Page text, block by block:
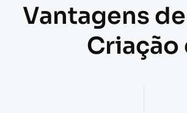
Vantagens
Criação